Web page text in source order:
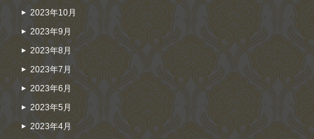
2023年10月
2023年9月
2023年8月
2023年7月
2023年6月
2023年5月
2023年4月